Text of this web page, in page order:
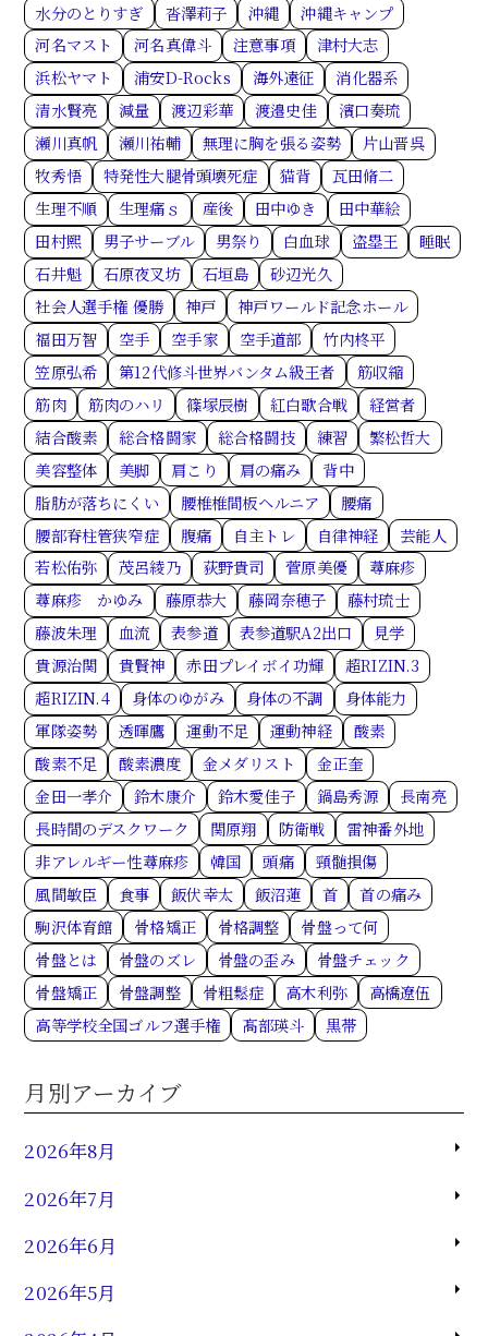
水分のとりすぎ
沓澤莉子 沖縄
沖縄キャンプ
河名マスト
河名真偉斗 注意事項
津村大志
浜松ヤマト
浦安D-Rocks 海外遠征
消化器系
清水賢亮
減量 渡辺彩華 渡邉史佳
濱口奏琉
瀬川真帆
瀬川祐輔 無理に胸を張る姿勢
片山晋呉
牧秀悟
特発性大腿骨頭壊死症 猫背
瓦田脩二
生理不順
生理痛ｓ 産後 田中ゆき
田中華絵
田村熙
男子サーブル 男祭り 白血球 盗塁王
睡眠
石井魁
石原夜叉坊 石垣島
砂辺光久
社会人選手権 優勝
神戸
神戸ワールド記念ホール
福田万智
空手 空手家 空手道部
竹内柊平
笠原弘希
第12代修斗世界バンタム級王者
筋収縮
筋肉
筋肉のハリ 篠塚辰樹 紅白歌合戦
経営者
結合酸素
総合格闘家 総合格闘技 練習
繁松哲大
美容整体
美脚 肩こり 肩の痛み
背中
脂肪が落ちにくい
腰椎椎間板ヘルニア
腰痛
腰部脊柱管狭窄症
腹痛 自主トレ 自律神経
芸能人
若松佑弥
茂呂綾乃 荻野貴司 菅原美優
蕁麻疹
蕁麻疹 かゆみ
藤原恭大 藤岡奈穂子
藤村琉士
藤波朱理
血流 表参道 表参道駅A2出口
見学
貴源治関
貴賢神 赤田プレイボイ功輝
超RIZIN.3
超RIZIN.4
身体のゆがみ 身体の不調
身体能力
軍隊姿勢
透暉鷹 運動不足 運動神経
酸素
酸素不足
酸素濃度 金メダリスト
金正奎
金田一孝介
鈴木康介 鈴木愛佳子 鍋島秀源
長南亮
長時間のデスクワーク
関原翔 防衛戦
雷神番外地
非アレルギー性蕁麻疹
韓国 頭痛
頸髄損傷
風間敏臣
食事 飯伏幸太 飯沼蓮 首
首の痛み
駒沢体育館
骨格矯正 骨格調整
骨盤って何
骨盤とは
骨盤のズレ 骨盤の歪み
骨盤チェック
骨盤矯正
骨盤調整 骨粗鬆症 高木利弥
高橋遼伍
高等学校全国ゴルフ選手権
髙部瑛斗 黒帯
月別アーカイブ
2026年8月
2026年7月
2026年6月
2026年5月